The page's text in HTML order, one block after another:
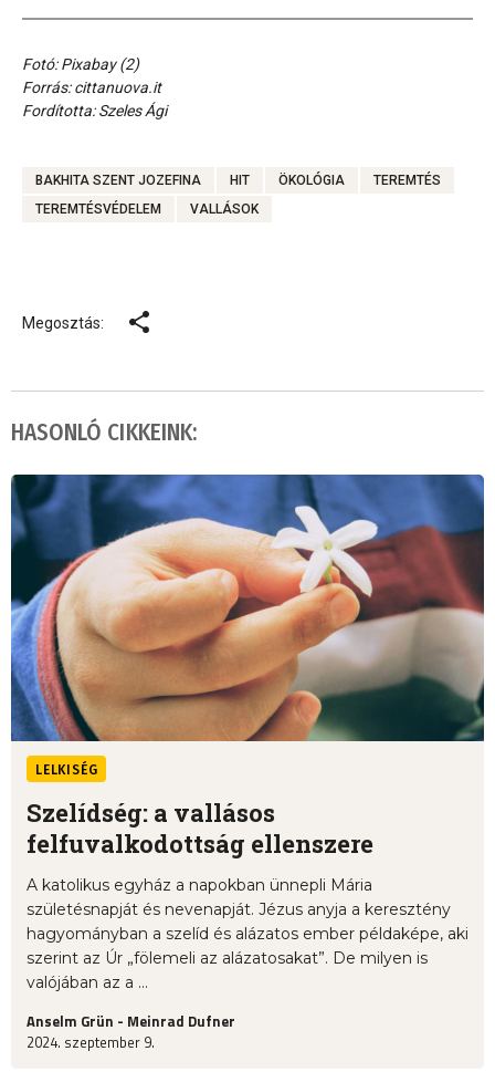
Fotó: Pixabay (2)
Forrás: cittanuova.it
Fordította: Szeles Ági
BAKHITA SZENT JOZEFINA HIT ÖKOLÓGIA
TEREMTÉS
TEREMTÉSVÉDELEM
VALLÁSOK
Megosztás:
HASONLÓ CIKKEINK:
LELKISÉG
Szelídség: a vallásos
felfuvalkodottság ellenszere
A katolikus egyház a napokban ünnepli Mária
születésnapját és nevenapját. Jézus anyja a keresztény
hagyományban a szelíd és alázatos ember példaképe, aki
szerint az Úr „fölemeli az alázatosakat”. De milyen is
valójában az a ...
Anselm Grün - Meinrad Dufner
2024. szeptember 9.